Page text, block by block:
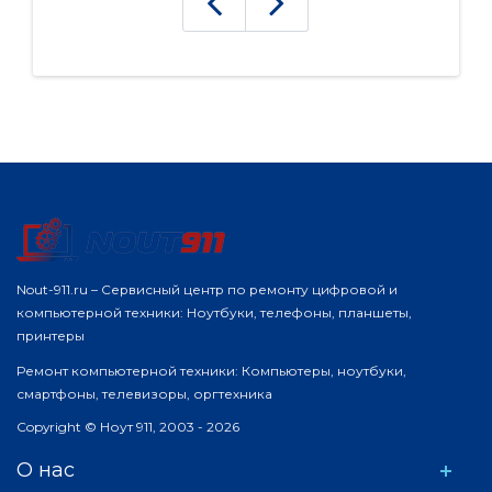
Nout-911.ru – Сервисный центр по ремонту цифровой и
компьютерной техники: Ноутбуки, телефоны, планшеты,
принтеры
Ремонт компьютерной техники: Компьютеры, ноутбуки,
смартфоны, телевизоры, оргтехника
Copyright © Ноут 911, 2003 - 2026
О нас